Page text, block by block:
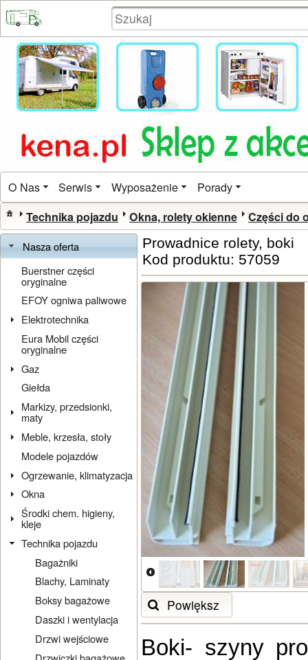
O Nas Serwis Wyposażenie Porady
Technika pojazdu Okna, rolety okienne Części do
Nasza oferta
Buerstner części
oryginalne
EFOY ogniwa paliwowe
Elektrotechnika
Eura Mobil części
oryginalne
Gaz
Giełda
Markizy, przedsionki,
maty
Meble, krzesła, stoły
Modele pojazdów
Ogrzewanie, klimatyzacja
Okna
Środki chem. higieny,
kleje
Technika pojazdu
Bagażniki
Blachy, Laminaty
Boksy bagażowe
Daszki i wentylacja
Drzwi wejściowe
Prowadnice rolety, boki
Kod produktu: 57059
Powiększ
Boki- szyny